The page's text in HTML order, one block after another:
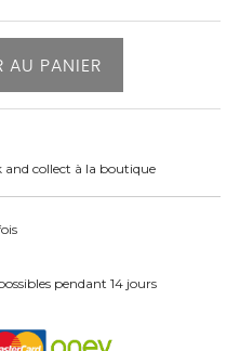
AU PANIER
and collect à la boutique
pendant 14 jours